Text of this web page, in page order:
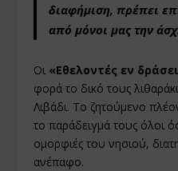
διαφήμιση, πρέπει
από μόνοι μας την
Οι «Εθελοντές εν
φορά το δικό τους
Λιβάδι. Το ζητούμενο
το παράδειγμά τους όλοι
ομορφιές του νησιού,
ανέπαφο.